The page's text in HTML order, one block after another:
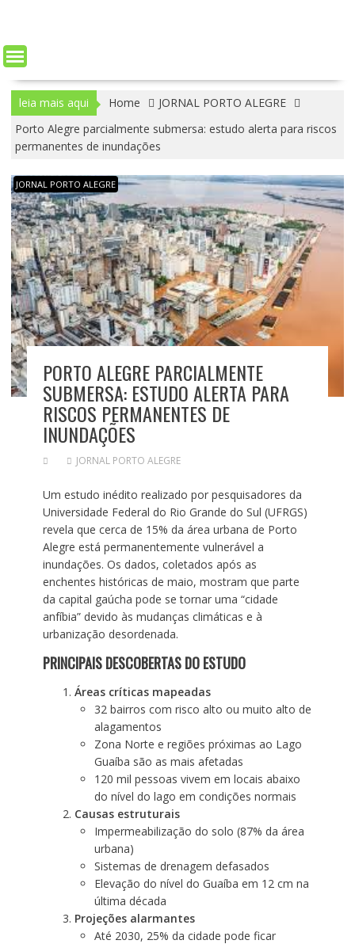
leia mais aqui Home
JORNAL PORTO ALEGRE
Porto Alegre parcialmente submersa: estudo alerta para riscos
permanentes de inundações
JORNAL PORTO ALEGRE
PORTO ALEGRE PARCIALMENTE
SUBMERSA: ESTUDO ALERTA PARA
RISCOS PERMANENTES DE
INUNDAÇÕES
JORNAL PORTO ALEGRE
Um estudo inédito realizado por pesquisadores da
Universidade Federal do Rio Grande do Sul (UFRGS)
revela que cerca de 15% da área urbana de Porto
Alegre está permanentemente vulnerável a
inundações. Os dados, coletados após as
enchentes históricas de maio, mostram que parte
da capital gaúcha pode se tornar uma “cidade
anfíbia” devido às mudanças climáticas e à
urbanização desordenada.
PRINCIPAIS DESCOBERTAS DO ESTUDO
Áreas críticas mapeadas
32 bairros com risco alto ou muito alto de
alagamentos
Zona Norte e regiões próximas ao Lago
Guaíba são as mais afetadas
120 mil pessoas vivem em locais abaixo
do nível do lago em condições normais
Causas estruturais
Impermeabilização do solo (87% da área
urbana)
Sistemas de drenagem defasados
Elevação do nível do Guaíba em 12 cm na
última década
Projeções alarmantes
Até 2030, 25% da cidade pode ficar